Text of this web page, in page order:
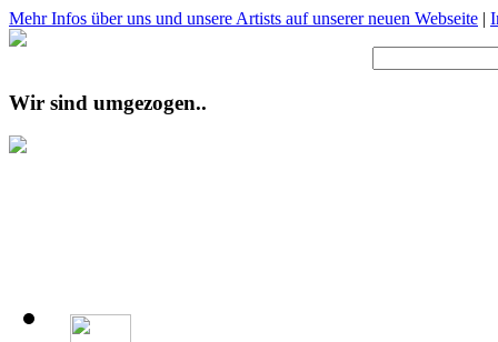
Mehr Infos über uns und unsere Artists auf unserer neuen Webseite |
Wir sind umgezogen..